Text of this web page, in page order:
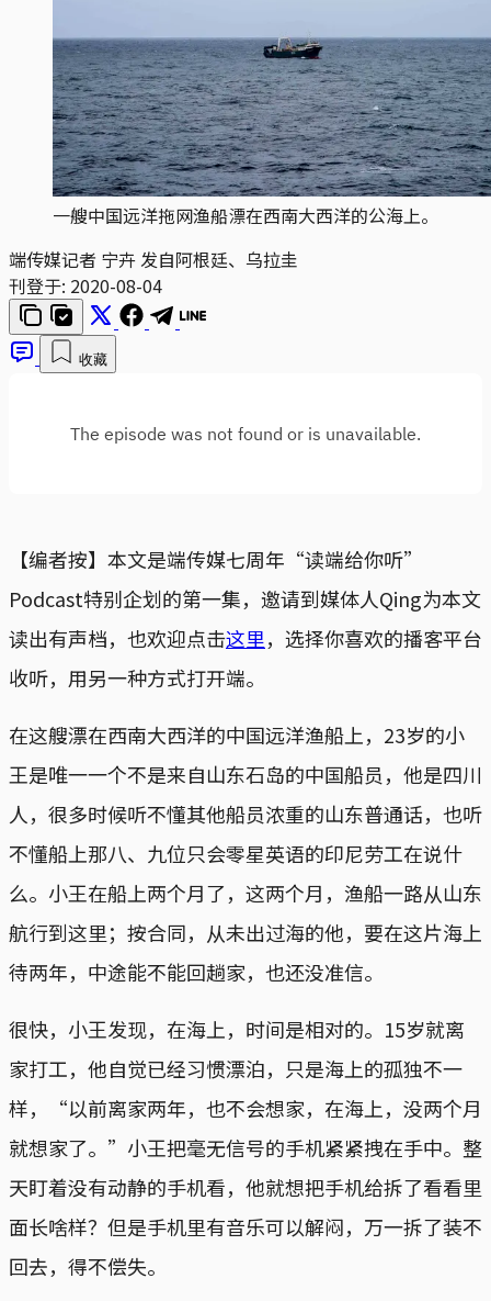
一艘中国远洋拖网渔船漂在西南大西洋的公海上。
端传媒记者 宁卉 发自阿根廷、乌拉圭
刊登于: 2020-08-04
收藏
【编者按】本文是端传媒七周年“读端给你听”
Podcast特别企划的第一集，邀请到媒体人Qing为本文
读出有声档，也欢迎点击这里，选择你喜欢的播客平台
收听，用另一种方式打开端。
在这艘漂在西南大西洋的中国远洋渔船上，23岁的小
王是唯一一个不是来自山东石岛的中国船员，他是四川
人，很多时候听不懂其他船员浓重的山东普通话，也听
不懂船上那八、九位只会零星英语的印尼劳工在说什
么。小王在船上两个月了，这两个月，渔船一路从山东
航行到这里；按合同，从未出过海的他，要在这片海上
待两年，中途能不能回趟家，也还没准信。
很快，小王发现，在海上，时间是相对的。15岁就离
家打工，他自觉已经习惯漂泊，只是海上的孤独不一
样，“以前离家两年，也不会想家，在海上，没两个月
就想家了。”小王把毫无信号的手机紧紧拽在手中。整
天盯着没有动静的手机看，他就想把手机给拆了看看里
面长啥样？但是手机里有音乐可以解闷，万一拆了装不
回去，得不偿失。